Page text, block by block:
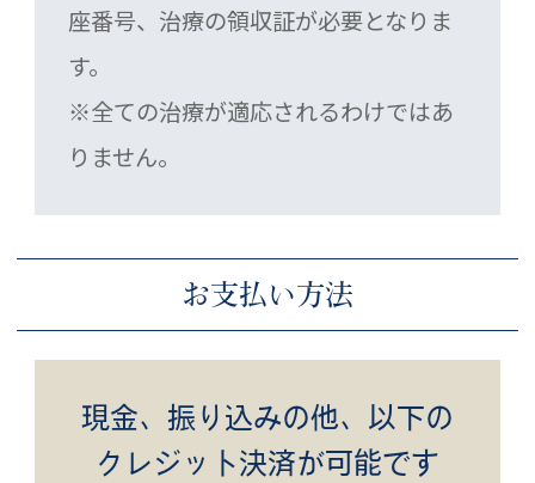
座番号、治療の領収証が必要となりま
す。
※全ての治療が適応されるわけではあ
りません。
お支払い方法
現金、振り込みの他、以下の
クレジット決済が可能です